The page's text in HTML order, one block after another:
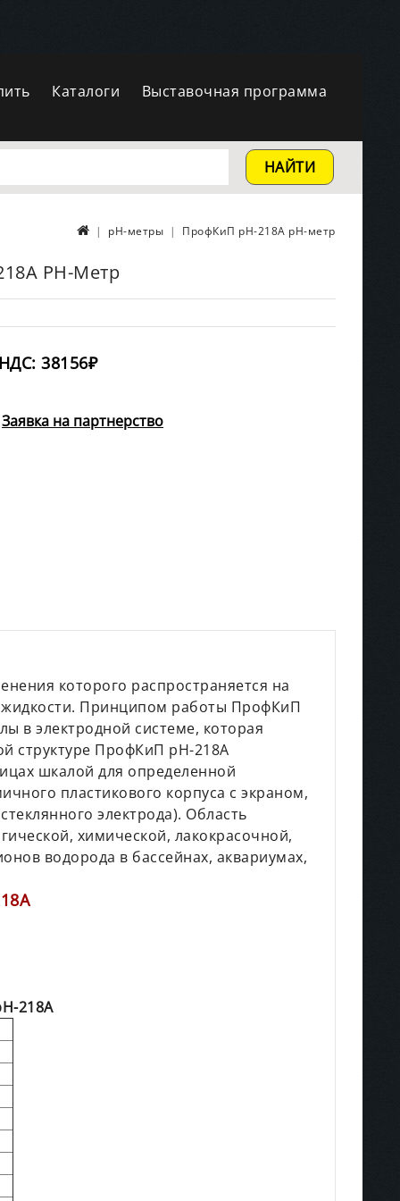
Каталоги Выставочная программа
НАЙТИ
pH-метры ПрофКиП pH-218А pH-метр
PH-Метр
38156₽
Заявка на партнерство
которого распространяется на
жидкости. Принципом работы ПрофКиП
в электродной системе, которая
структуре ПрофКиП pH-218А
шкалой для определенной
пластикового корпуса с экраном,
электрода). Область
химической, лакокрасочной,
водорода в бассейнах, аквариумах,
-218А